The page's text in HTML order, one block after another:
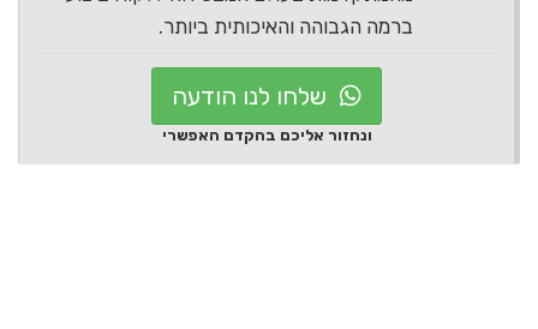
ברמה הגבוהה והאיכותית ביותר.
שלחו לנו הודעה
ונחזור אליכם בהקדם האפשרי